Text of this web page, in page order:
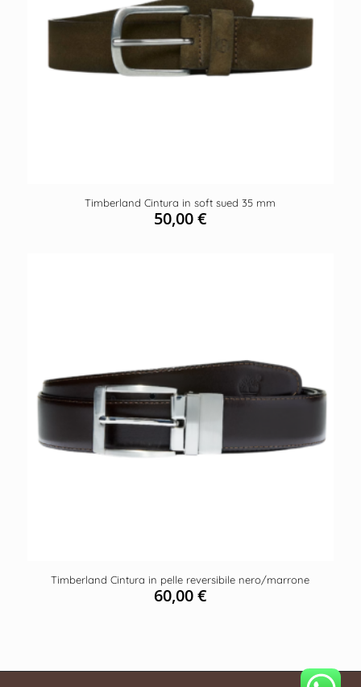
Timberland Cintura in soft sued 35 mm
50,00€
Timberland Cintura in pelle reversibile nero/marrone
60,00€